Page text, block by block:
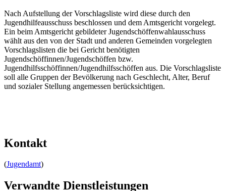
Nach Aufstellung der Vorschlagsliste wird diese durch den
Jugendhilfeausschuss beschlossen und dem Amtsgericht vorgelegt.
Ein beim Amtsgericht gebildeter Jugendschöffenwahlausschuss
wählt aus den von der Stadt und anderen Gemeinden vorgelegten
Vorschlagslisten die bei Gericht benötigten
Jugendschöffinnen/Jugendschöffen bzw.
Jugendhilfsschöffinnen/Jugendhilfsschöffen aus. Die Vorschlagsliste
soll alle Gruppen der Bevölkerung nach Geschlecht, Alter, Beruf
und sozialer Stellung angemessen berücksichtigen.
Kontakt
(Jugendamt)
Verwandte Dienstleistungen